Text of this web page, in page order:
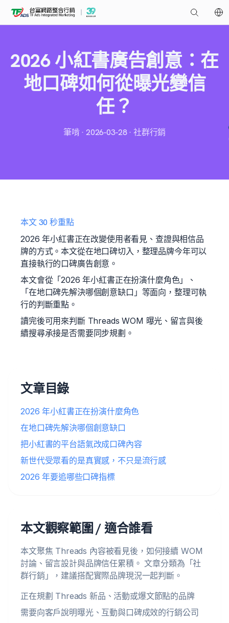
2026 小紅書廣告創意：在
地口碑如何從曝光變信
任？
筆啃 · 2026-03-28 · 社群行銷
本文 30 秒重點
2026 年小紅書正在改變使用者看見、查證與相信品
牌的方式。本文從在地口碑切入，整理品牌今年可以
直接執行的口碑廣告創意。
本文會從「2026 年小紅書正在扮演什麼角色」、
「在地口碑先解決哪個創意缺口」等面向，整理可執
行的判斷重點。
讀完後可用來判斷 Threads WOM 曝光、留言與後
續搜尋承接是否需要同步規劃。
文章目錄
2026 年小紅書正在扮演什麼角色
在地口碑先解決哪個創意缺口
把小紅書的平台語氣改成口碑內容
新世代受眾看的是真實感，不只是流行感
2026 年要追哪些口碑指標
本文觀察範圍 / 適合誰看
本文聚焦 Threads 內容被看見後，如何接續 WOM
討論、留言設計與品牌信任累積。 文章分類為「社
群行銷」，建議搭配實際品牌現況一起判斷。
正在規劃 Threads 新品、活動或爆文節點的品牌
需要向客戶說明曝光、互動與口碑成效的行銷公司